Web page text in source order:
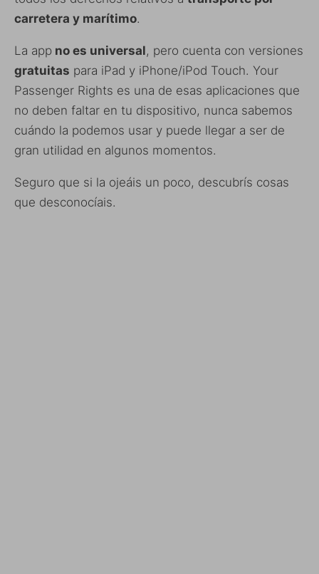
carretera y marítimo.
La app no es universal, pero cuenta con versiones
gratuitas para iPad y iPhone/iPod Touch. Your
Passenger Rights es una de esas aplicaciones que
no deben faltar en tu dispositivo, nunca sabemos
cuándo la podemos usar y puede llegar a ser de
gran utilidad en algunos momentos.
Seguro que si la ojeáis un poco, descubrís cosas
que desconocíais.